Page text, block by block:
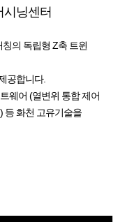
시닝센터
의 독립형 Z축 트윈
공합니다.
웨어 (열변위 통합 제어
등 화천 고유기술을